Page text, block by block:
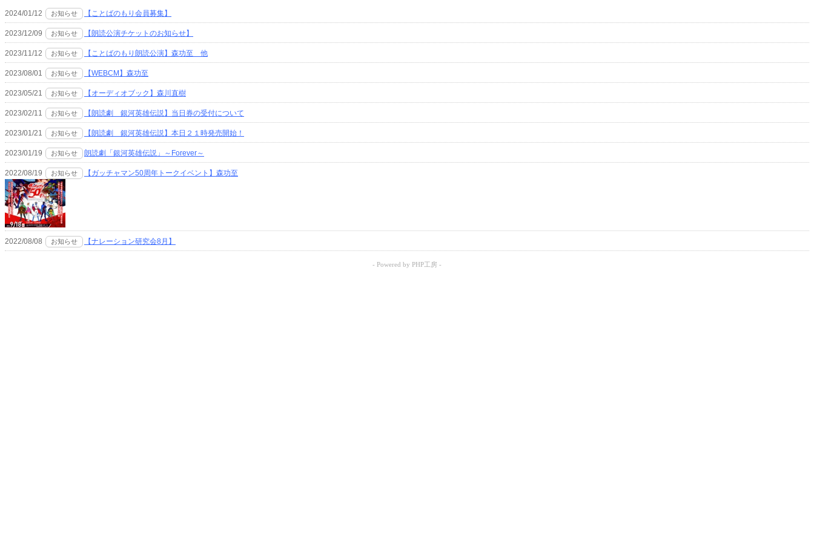
2024/01/12 お知らせ 【ことばのもり会員募集】
2023/12/09 お知らせ 【朗読公演チケットのお知らせ】
2023/11/12 お知らせ 【ことばのもり朗読公演】森功至 他
2023/08/01 お知らせ 【WEBCM】森功至
2023/05/21 お知らせ 【オーディオブック】森川直樹
2023/02/11 お知らせ 【朗読劇 銀河英雄伝説】当日券の受付について
2023/01/21 お知らせ 【朗読劇 銀河英雄伝説】本日２１時発売開始！
2023/01/19 お知らせ 朗読劇「銀河英雄伝説」～Forever～
2022/08/19 お知らせ 【ガッチャマン50周年トークイベント】森功至
2022/08/08 お知らせ 【ナレーション研究会8月】
- Powered by PHP工房 -